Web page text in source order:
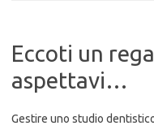
Eccoti un
aspettavi…
Gestire uno studio